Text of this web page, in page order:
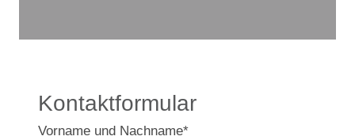
Kontaktformular
Vorname und Nachname*